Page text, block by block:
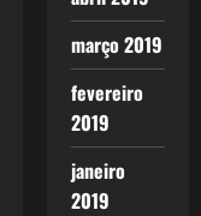
março 2019
fevereiro
2019
janeiro
2019